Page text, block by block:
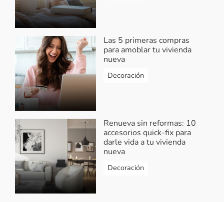
Las 5 primeras compras
para amoblar tu vivienda
nueva
Decoración
Renueva sin reformas: 10
accesorios quick-fix para
darle vida a tu vivienda
nueva
Decoración